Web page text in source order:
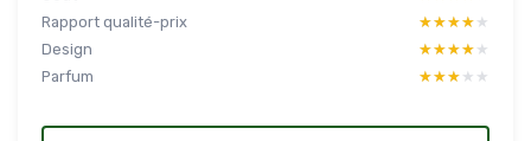
Rapport qualité-prix
★★★★★
★★★★★
Design
★★★★★
★★★★★
Parfum
★★★★★
★★★★★